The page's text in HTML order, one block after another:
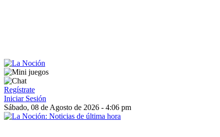
Regístrate
Iniciar Sesión
Sábado, 08 de Agosto de 2026 - 4:06 pm